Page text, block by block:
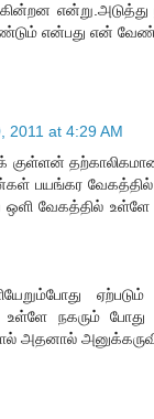
என்று.அடுத்து
என்பது என்
2011 at 4:29 AM
பயங்கர வேகத்தில்
வேகத்தில் உள்ளே
நகரும் போது
அதனால்